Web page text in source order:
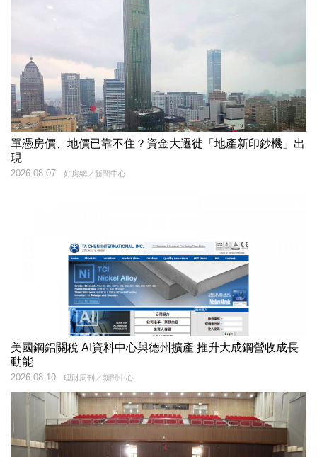
單憑房價、地價已靠不住？資金大遷徙「地產新印鈔機」出
現
好房網／新聞中心
2026-08-07
美國鋼鋁關稅 AI資料中心與德州擴產 推升大成鋼營收成長
動能
理財周刊／新聞中心
2026-08-10